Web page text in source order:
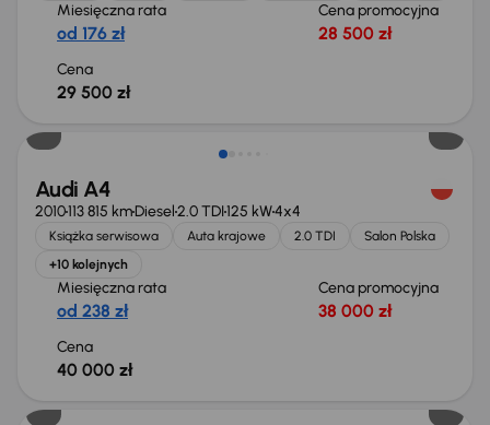
Miesięczna rata
od 176 zł
Cena promocyjna
28 500 zł
Cena
29 500 zł
Audi A4
2010113 815 kmDiesel2.0 TDI125 kW4x4
Książka serwisowa Auta krajowe 2.0 TDI
Salon Polska
+10 kolejnych
Miesięczna rata
od 238 zł
Cena promocyjna
38 000 zł
Cena
40 000 zł